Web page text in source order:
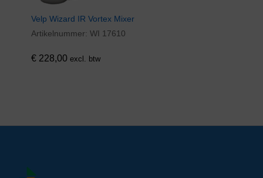
Velp Wizard IR Vortex Mixer
Artikelnummer: WI 17610
€ 228,00 excl. btw